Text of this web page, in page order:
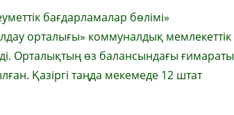
бағдарламалар бөлімі»
орталығы» коммуналдық мемлекеттік
Орталықтың өз балансындағы ғимараты
Қазіргі таңда мекемеде 12 штат